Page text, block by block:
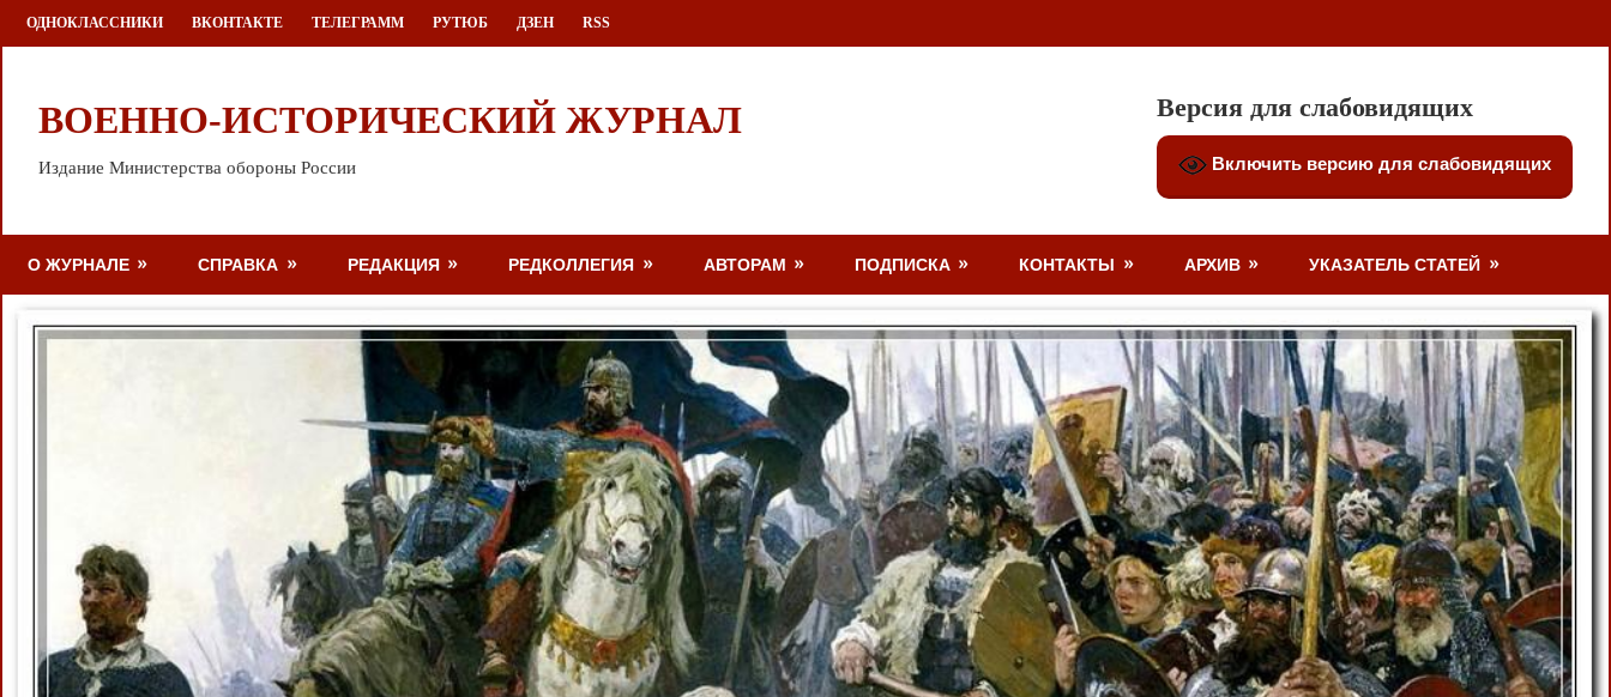
Перейти
к
ОДНОКЛАССНИКИ ВКОНТАКТЕ ТЕЛЕГРАММ РУТЮБ ДЗЕН RSS
ВОЕННО-ИСТОРИЧЕСКИЙ ЖУРНАЛ
Издание Министерства обороны России
Версия для слабовидящих
Включить версию для слабовидящих
О ЖУРНАЛЕ СПРАВКА РЕДАКЦИЯ РЕДКОЛЛЕГИЯ АВТОРАМ ПОДПИСКА КОНТАКТЫ АРХИВ УКАЗАТЕЛЬ СТАТЕЙ